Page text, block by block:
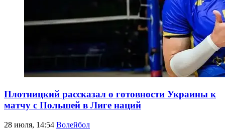
Плотницкий рассказал о готовности Украины к
матчу с Польшей в Лиге наций
28 июля, 14:54 Волейбол